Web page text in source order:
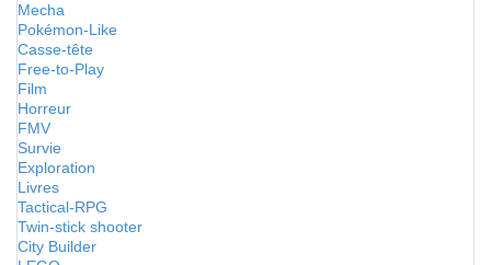
Mecha
Pokémon-Like
Casse-tête
Free-to-Play
Film
Horreur
FMV
Survie
Exploration
Livres
Tactical-RPG
Twin-stick shooter
City Builder